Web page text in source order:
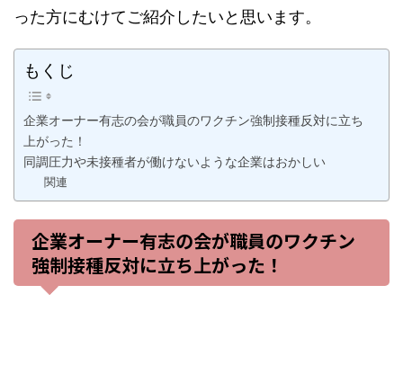
った方にむけてご紹介したいと思います。
もくじ
企業オーナー有志の会が職員のワクチン強制接種反対に立ち
上がった！
同調圧力や未接種者が働けないような企業はおかしい
関連
企業オーナー有志の会が職員のワクチン
強制接種反対に立ち上がった！